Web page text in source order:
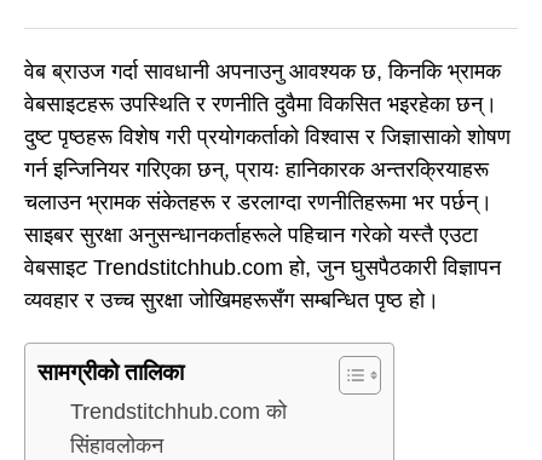
वेब ब्राउज गर्दा सावधानी अपनाउनु आवश्यक छ, किनकि भ्रामक
वेबसाइटहरू उपस्थिति र रणनीति दुवैमा विकसित भइरहेका छन्।
दुष्ट पृष्ठहरू विशेष गरी प्रयोगकर्ताको विश्वास र जिज्ञासाको शोषण
गर्न इन्जिनियर गरिएका छन्, प्रायः हानिकारक अन्तरक्रियाहरू
चलाउन भ्रामक संकेतहरू र डरलाग्दा रणनीतिहरूमा भर पर्छन्।
साइबर सुरक्षा अनुसन्धानकर्ताहरूले पहिचान गरेको यस्तै एउटा
वेबसाइट Trendstitchhub.com हो, जुन घुसपैठकारी विज्ञापन
व्यवहार र उच्च सुरक्षा जोखिमहरूसँग सम्बन्धित पृष्ठ हो।
सामग्रीको तालिका
Trendstitchhub.com को
सिंहावलोकन